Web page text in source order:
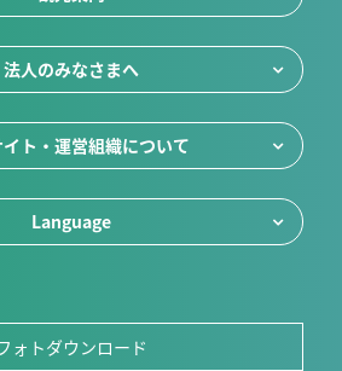
法人のみなさまへ
イト・運営組織について
Language
ォトダウンロード